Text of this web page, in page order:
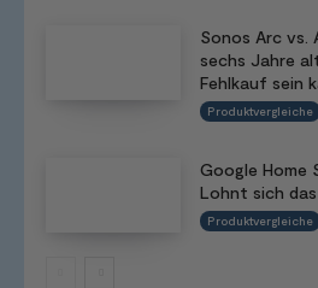
Sonos Arc vs.
sechs Jahre
Fehlkauf sein
Produktvergleiche
Google Home
Lohnt sich das
Produktvergleiche